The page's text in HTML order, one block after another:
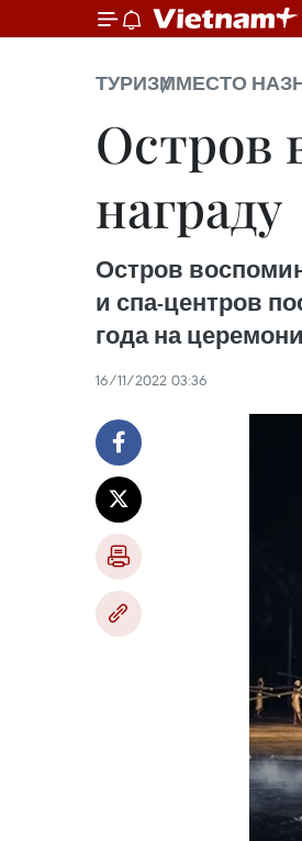
ТУРИЗММЕСТО
Остров
награду
Остров
и спа-центров
года на
16/11/2022 03:36